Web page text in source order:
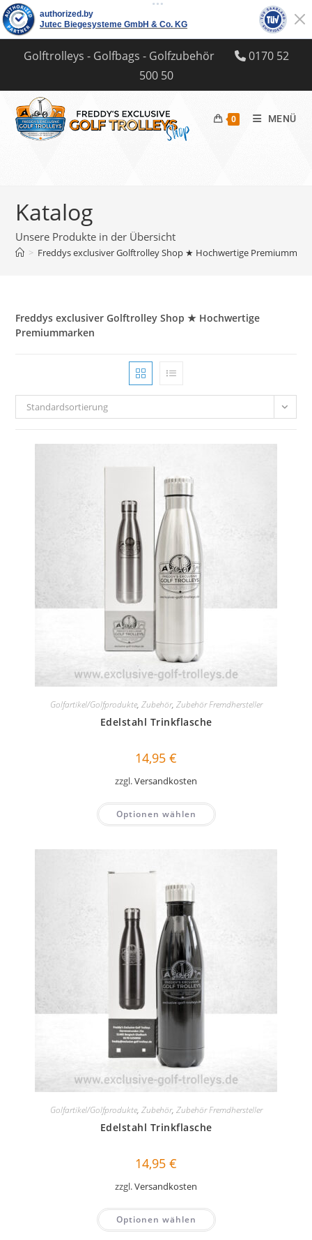
InhaltGolftrolleys - Golfbags - Golfzubehör
0170 52
500 50
0 MENÜ
Katalog
Unsere Produkte in der Übersicht
> Freddys exclusiver Golftrolley Shop ★ Hochwertige
Freddys exclusiver Golftrolley Shop ★ Hochwertige
Premiummarken
Standardsortierung
Golfartikel/Golfprodukte, Zubehör, Zubehör Fremdhersteller
Edelstahl Trinkflasche
14,95 €
zzgl.Versandkosten
Optionen wählen
Golfartikel/Golfprodukte, Zubehör, Zubehör Fremdhersteller
Edelstahl Trinkflasche
14,95 €
zzgl.Versandkosten
Optionen wählen